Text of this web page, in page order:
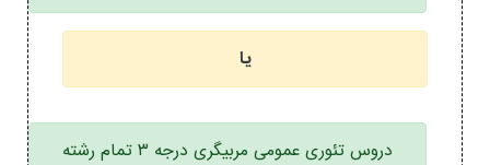
یا
دروس تئوری عمومی مربیگری درجه ۳ تمام رشته